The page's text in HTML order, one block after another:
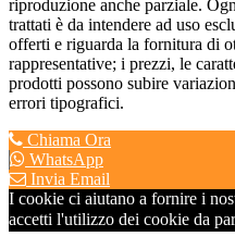
riproduzione anche parziale.
trattati è da intendere ad uso
offerti e riguarda la fornitura di
rappresentative; i prezzi, le
prodotti possono subire
errori tipografici.
Chiama Ora
WhatsApp
Invia Email
I cookie ci aiutano a fornire i
accetti l'utilizzo dei cookie da